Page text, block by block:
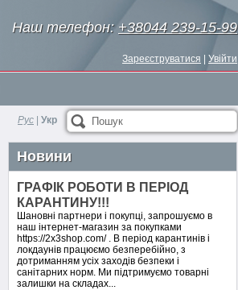
Наш телефон: +38044 239-15-99
Зареєструватися Увійти
Пошук
Рус Укр
Новини
ГРАФІК РОБОТИ В ПЕРІОД
КАРАНТИНУ!!!
Шановні партнери і покупці, запрошуємо в
наш інтернет-магазин за покупками
https://2x3shop.com/ . В період карантинів і
локдаунів працюємо безперебійно, з
дотриманням усіх заходів безпеки і
санітарних норм. Ми підтримуємо товарні
залишки на складах...